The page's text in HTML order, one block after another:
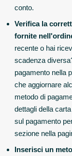
conto.
Verifica la
fornite
recente o hai
scadenza
pagamento nella
che aggiornare
metodo di
dettagli della
sul pagamento
sezione nella
Inserisci un